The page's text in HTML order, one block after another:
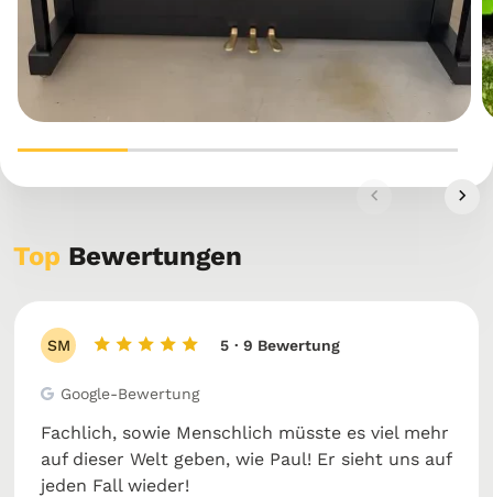
Top Bewertungen
SM 5 · 9 Bewertung
Google-Bewertung
Fachlich, sowie Menschlich müsste es viel mehr
auf dieser Welt geben, wie Paul! Er sieht uns auf
jeden Fall wieder!